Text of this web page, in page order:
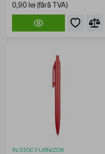
0,90 lei
IN STOC FURNIZOR